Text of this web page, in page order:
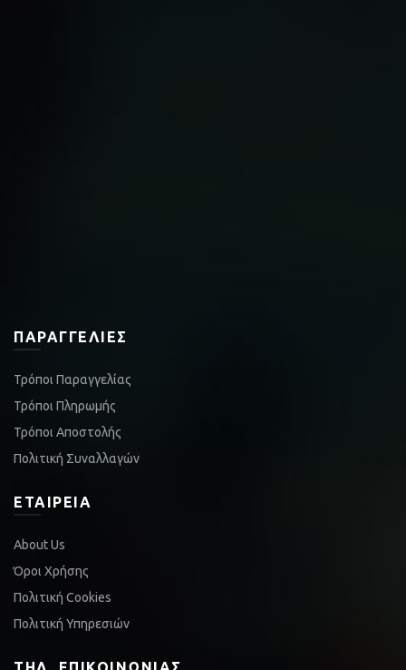
ΠΑΡΑΓΓΕΛΊΕΣ
Τρόποι Παραγγελίας
Τρόποι Πληρωμής
Τρόποι Αποστολής
Πολιτική Συναλλαγών
ΕΤΑΙΡΕΊΑ
About Us
Όροι Χρήσης
Πολιτική Cookies
Πολιτική Υπηρεσιών